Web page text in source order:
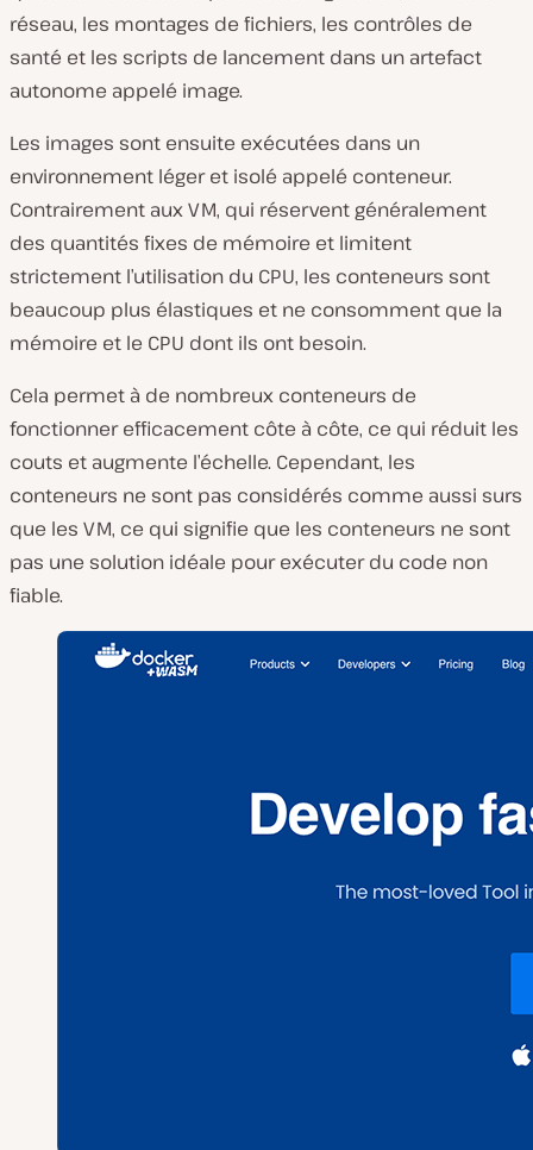
réseau, les montages de fichiers, les contrôles de
santé et les scripts de lancement dans un artefact
autonome appelé image.
Les images sont ensuite exécutées dans un
environnement léger et isolé appelé conteneur.
Contrairement aux VM, qui réservent généralement
des quantités fixes de mémoire et limitent
strictement l’utilisation du CPU, les conteneurs sont
beaucoup plus élastiques et ne consomment que la
mémoire et le CPU dont ils ont besoin.
Cela permet à de nombreux conteneurs de
fonctionner efficacement côte à côte, ce qui réduit les
couts et augmente l’échelle. Cependant, les
conteneurs ne sont pas considérés comme aussi surs
que les VM, ce qui signifie que les conteneurs ne sont
pas une solution idéale pour exécuter du code non
fiable.